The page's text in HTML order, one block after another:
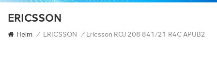
ERICSSON
Heim / ERICSSON / Ericsson ROJ 208 841/21 R4C APUB2